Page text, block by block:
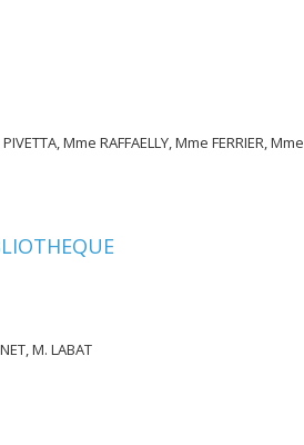
Mme RAFFAELLY, Mme FERRIER, Mme
M. LABAT